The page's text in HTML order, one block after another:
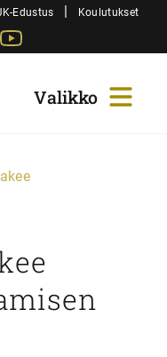
Edustus | Koulutukset